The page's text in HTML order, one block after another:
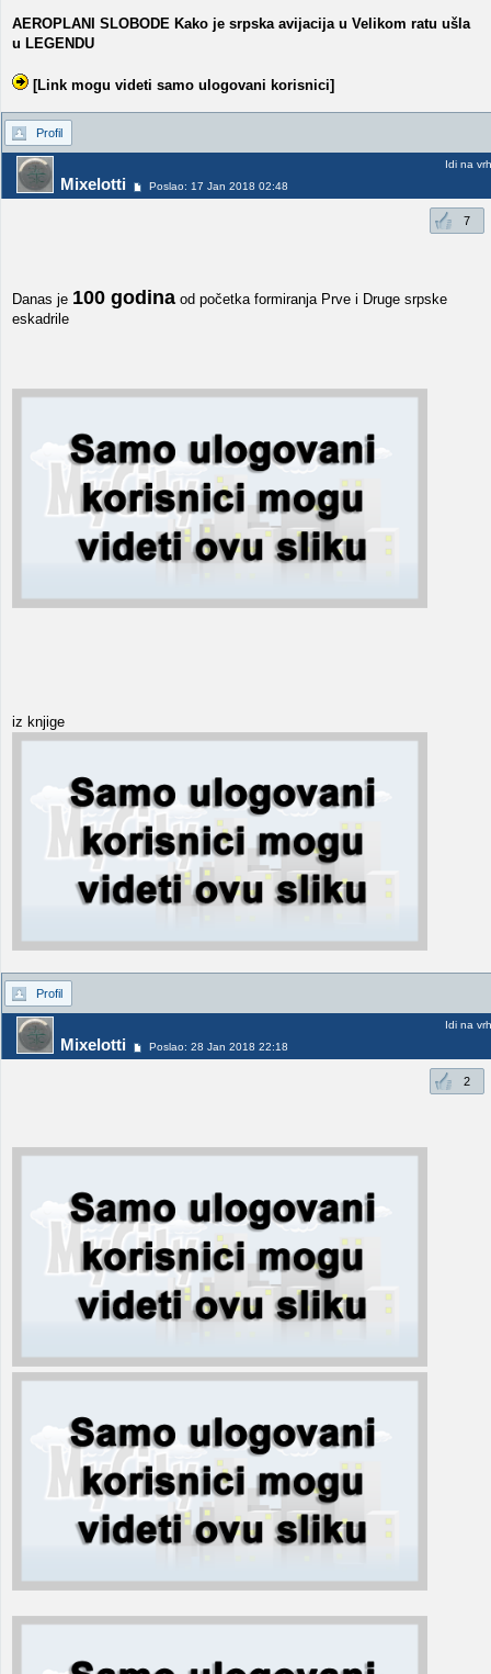
AEROPLANI SLOBODE Kako je srpska avijacija u Velikom ratu ušla
u LEGENDU
[Link mogu videti samo ulogovani korisnici]
Profil
Mixelotti Poslao: 17 Jan 2018 02:48
Idi na vrh
7
Danas je 100 godina od početka formiranja Prve i Druge srpske
eskadrile
iz knjige
Profil
Mixelotti Poslao: 28 Jan 2018 22:18
Idi na vrh
2